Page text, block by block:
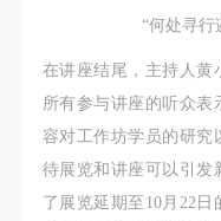
“何处寻行
在讲座结尾，主持人黄
所有参与讲座的听众
容对工作坊学员的研究
待展览和讲座可以引发
了展览延期至10月22